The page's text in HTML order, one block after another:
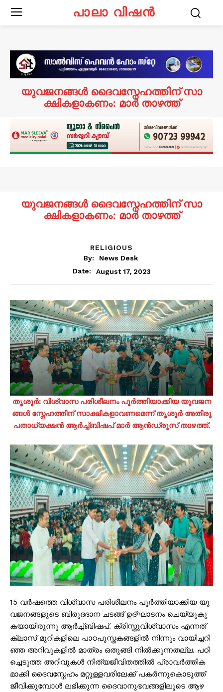
പാലാ വിഷൻ
യു​വ​ജ​ന​ങ്ങ​ൾ ദൈ​വ​സ്നേ​ഹ​ത്തി​ന് സാ​
ക്ഷി​ക​ളാ​കണം: മാ​ർ താ​ഴ​ത്ത്
യു​വ​ജ​ന​ങ്ങ​ൾ ദൈ​വ​സ്നേ​ഹ​ത്തി​ന് സാ​
ക്ഷി​ക​ളാ​കണം: മാ​ർ താ​ഴ​ത്ത്
RELIGIOUS
By:
News Desk
Date:
August 17, 2023
തൃ​ശൂ​ർ: വി​ശ്വാ​സ പ​രി​ശീ​ല​നം പൂ​ർ​ത്തി​യാ​ക്കി​യ യു​വ​ജ​ന​
ങ്ങ​ൾ സ്നേ​ഹ​ത്തി​ന് സാ​ക്ഷി​ക​ളാ​വ​ണ​മെ​ന്ന് തൃ​ശൂ​ർ അ​തി​രൂ​
പ​താധ്യക്ഷൻ ആ​ർ​ച്ച്ബി​ഷ​പ് മാ​ർ ആ​ൻ​ഡ്രൂ​സ് താ​ഴ​ത്ത്.
15 വ​ർ​ഷ​ത്തെ വി​ശ്വാ​സ പ​രി​ശീ​ല​നം പൂ​ർ​ത്തി​യാ​ക്കി​യ യു​
വ​ജ​ന​ങ്ങ​ളു​ടെ ബി​രു​ദ​ദാ​ന ച​ട​ങ്ങ് ഉ​ദ്ഘാ​ട​നം ചെയ്യുകു​
ക​യാ​യി​രു​ന്നു ആ​ർ​ച്ച്ബി​ഷ​പ്. ക്രി​സ്തു​വി​ശ്വാ​സം എ​ന്ന​ത്
ക്ലാ​സ് മു​റി​ക​ളി​ലെ പാ​ഠ​പു​സ്ത​ക​ങ്ങ​ളി​ൽ നി​ന്നും വാ​യി​ച്ച​റി​
ഞ്ഞ അ​റി​വു​ക​ളി​ൽ മാ​ത്രം ഒ​തു​ങ്ങി നി​ൽ​ക്കു​ന്ന​ത​ല്ല. പ​ഠി​
ച്ചെ​ടു​ത്ത അ​റി​വു​ക​ൾ നി​ത്യ​ജീ​വി​ത​ത്തി​ൽ പ്രാ​വ​ർ​ത്തി​ക​
മാ​ക്കി ദൈ​വ​സ്നേ​ഹം മ​റ്റു​ള്ള​വ​രി​ലേ​ക്ക് പ​ക​ർ​ന്നുകൊ​ടു​ത്ത്
ജീ​വി​ക്കു​മ്പോ​ൾ ല​ഭി​ക്കു​ന്ന ദൈ​വാ​നു​ഭ​വ​ങ്ങ​ളി​ലൂ​ടെ ആ​ഴ​